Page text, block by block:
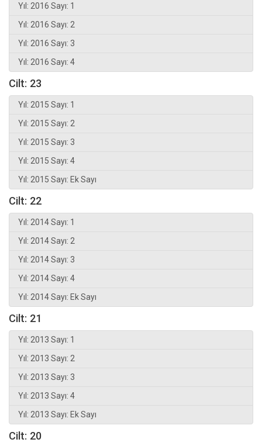
Yıl: 2016 Sayı: 1
Yıl: 2016 Sayı: 2
Yıl: 2016 Sayı: 3
Yıl: 2016 Sayı: 4
Cilt: 23
Yıl: 2015 Sayı: 1
Yıl: 2015 Sayı: 2
Yıl: 2015 Sayı: 3
Yıl: 2015 Sayı: 4
Yıl: 2015 Sayı: Ek Sayı
Cilt: 22
Yıl: 2014 Sayı: 1
Yıl: 2014 Sayı: 2
Yıl: 2014 Sayı: 3
Yıl: 2014 Sayı: 4
Yıl: 2014 Sayı: Ek Sayı
Cilt: 21
Yıl: 2013 Sayı: 1
Yıl: 2013 Sayı: 2
Yıl: 2013 Sayı: 3
Yıl: 2013 Sayı: 4
Yıl: 2013 Sayı: Ek Sayı
Cilt: 20